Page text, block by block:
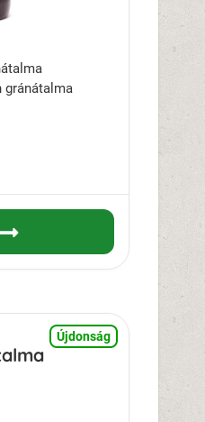
gránátalma
Újdonság